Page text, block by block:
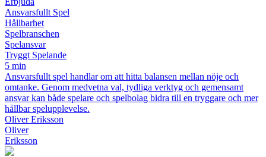
Ansvarsfullt Spel
Hållbarhet
Spelbranschen
Spelansvar
Tryggt Spelande
5 min
Ansvarsfullt spel handlar om att hitta balansen mellan nöje och
omtanke. Genom medvetna val, tydliga verktyg och gemensamt
ansvar kan både spelare och spelbolag bidra till en tryggare och mer
hållbar spelupplevelse.
Oliver Eriksson
Oliver
Eriksson